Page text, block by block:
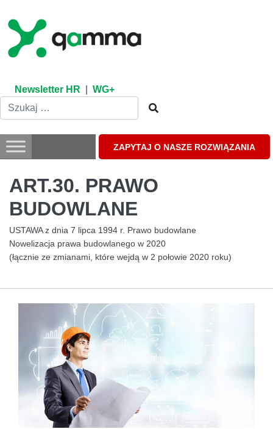
content
Newsletter HR WG+
ZAPYTAJ O NASZE ROZWIĄZANIA
ART.30. PRAWO
BUDOWLANE
USTAWA z dnia 7 lipca 1994 r. Prawo budowlane
Nowelizacja prawa budowlanego w 2020
(łącznie ze zmianami, które wejdą w 2 połowie 2020 roku)